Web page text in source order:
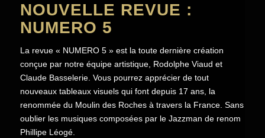
NOUVELLE REVUE :
NUMERO 5
La revue « NUMERO 5 » est la toute dernière création
conçue par notre équipe artistique, Rodolphe Viaud et
Claude Basselerie. Vous pourrez apprécier de tout
nouveaux tableaux visuels qui font depuis 17 ans, la
renommée du Moulin des Roches à travers la France. Sans
oublier les musiques composées par le Jazzman de renom
Phillipe Léogé.